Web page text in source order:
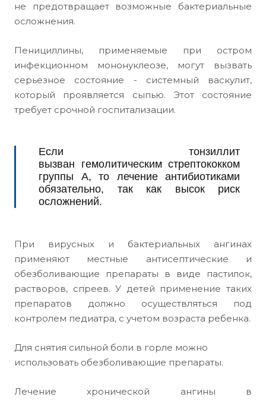
не предотвращает возможные бактериальные
осложнения.
Пенициллины, применяемые при остром
инфекционном мононуклеозе, могут вызвать
серьезное состояние - системный васкулит,
который проявляется сыпью. Этот состояние
требует срочной госпитализации.
Если тонзиллит
вызван гемолитическим стрептококком
группы А, то лечение антибиотиками
обязательно, так как высок риск
осложнений.
При вирусных и бактериальных ангинах
применяют местные антисептические и
обезболивающие препараты в виде пастилок,
растворов, спреев. У детей применение таких
препаратов должно осуществляться под
контролем педиатра, с учетом возраста ребенка.
Для снятия сильной боли в горле можно
использовать обезболивающие препараты.
Лечение хронической ангины в